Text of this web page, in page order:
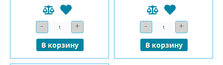
- Количество+
В корзину
- Количество+
В корзину